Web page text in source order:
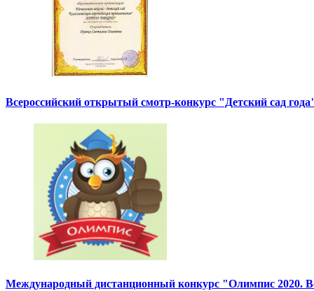
Всероссийский открытый смотр-конкурс "Детский сад
Международный дистанционный конкурс "Олимпис 2020.